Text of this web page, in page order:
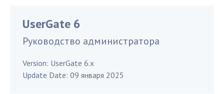
UserGate 6
Руководство администратора
Version: UserGate 6.x
Update Date: 09 января 2025